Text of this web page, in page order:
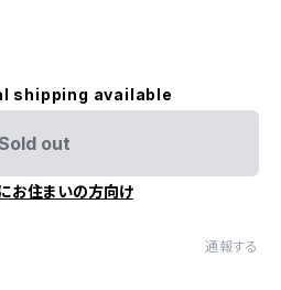
shipping available
out
お住まいの方向け
通報する